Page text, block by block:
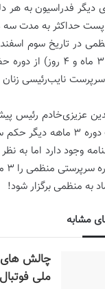
فدراسیون به هر
پست حداکثر به مدت سه
نایب‌رئیسی زنان
عزیزی‌خادم رئیس
برای یک دوره 3
وجود دارد اما
به منظمی برگزار شود!
مشابه
چالش
ملى